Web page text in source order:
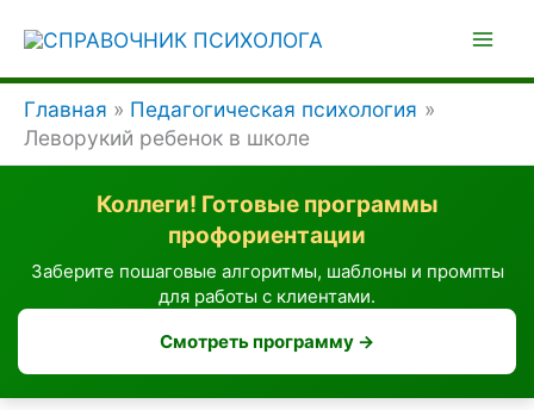
Главная
Педагогическая психология
Леворукий ребенок в школе
Коллеги! Готовые программы
профориентации
Заберите пошаговые алгоритмы, шаблоны и промпты
для работы с клиентами.
Смотреть программу →